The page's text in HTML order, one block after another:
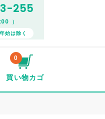
255
）
始は除く
0
買い物カゴ